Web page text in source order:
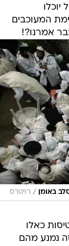
יוכלו
המעוכבים
אמרנו?!
באומן / רויטרס
כאלו
נמנע מהם